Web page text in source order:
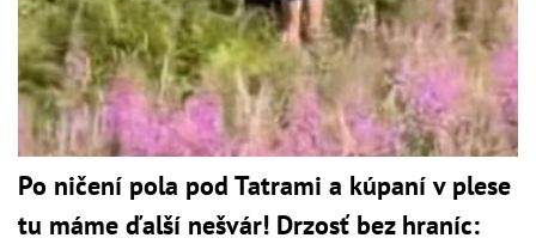
Po ničení pola pod Tatrami a kúpaní v plese
tu máme ďalší nešvár! Drzosť bez hraníc: